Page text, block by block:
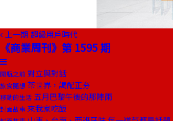
上一期 超級用戶時代
《商業周刊》第 1595 期
開瓶之前 對立與對話
旅食隨想 茶世界，調配正夯
移動的生活 五月巴黎午後的那陣雨
封面故事 來我家吃飯